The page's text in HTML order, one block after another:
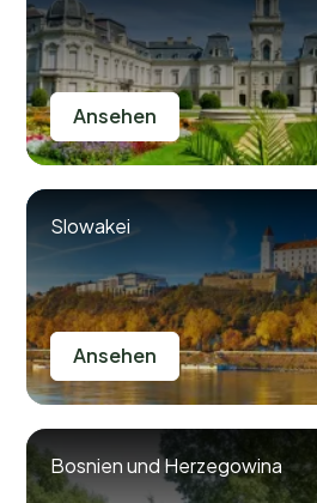
Ansehen
Slowakei
Ansehen
Bosnien und Herzegowina